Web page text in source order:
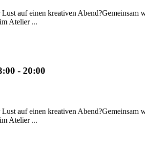
auf einen kreativen
Atelier ...
- 20:00
auf einen kreativen
Atelier ...